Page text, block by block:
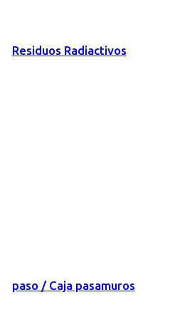
Residuos Radiactivos
paso / Caja pasamuros